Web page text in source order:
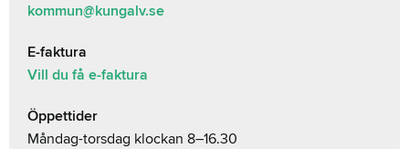
kommun@kungalv.se
E-faktura
Vill du få e-faktura
Öppettider
Måndag-torsdag klockan 8–16.30